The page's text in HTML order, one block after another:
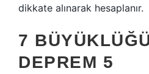
dikkate alınarak hesaplanır.
7
DEPREM 5